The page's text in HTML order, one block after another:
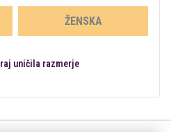
ŽENSKA
uničila razmerje